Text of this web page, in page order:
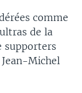
comme
de la
supporters
Michel